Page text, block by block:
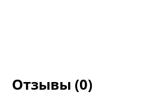
Отзывы (0)